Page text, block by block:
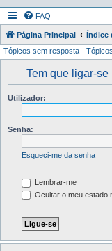
FAQ
Página Principal Índice
Tópicos sem resposta
Tem que ligar-
Utilizador:
Senha:
Esqueci-me da senha
Lembrar-me
Ocultar o meu estado